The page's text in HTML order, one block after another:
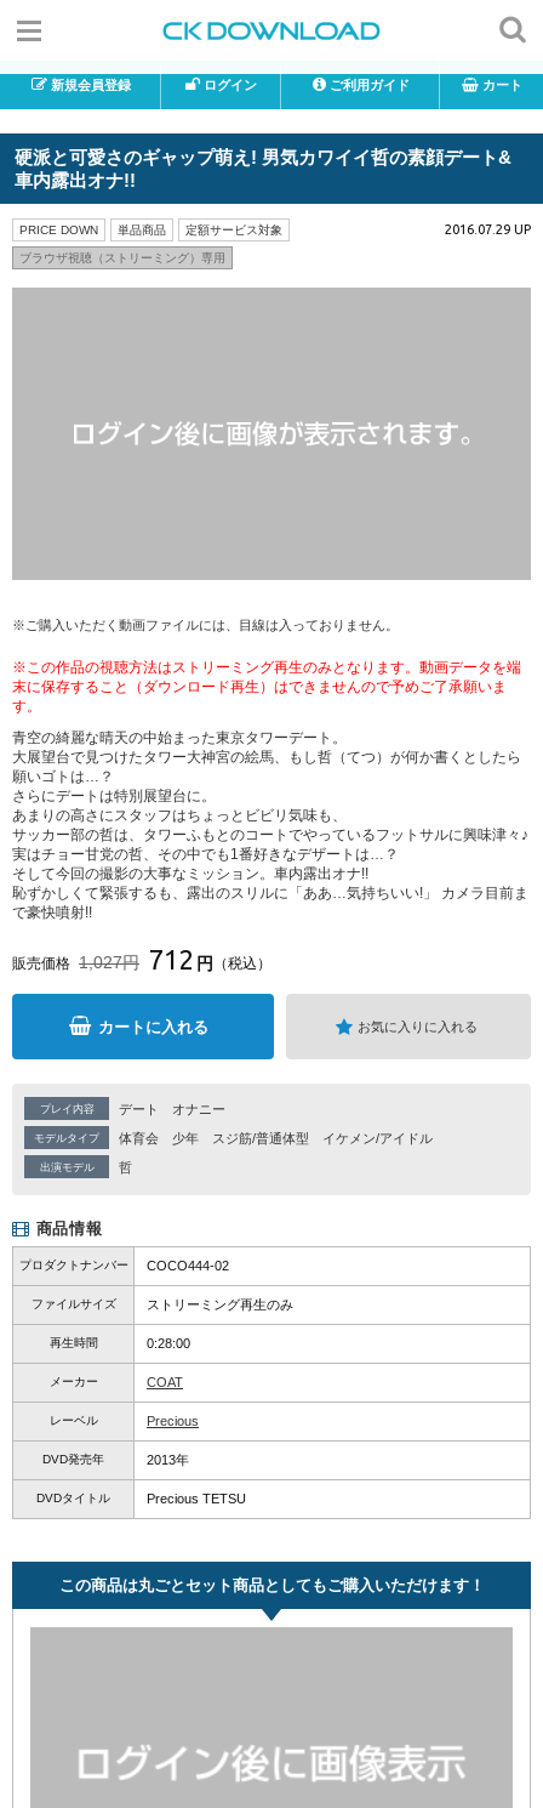
新規会員登録 ログイン ご利用ガイド カート
硬派と可愛さのギャップ萌え! 男気カワイイ哲の素顔デート&
車内露出オナ!!
PRICE DOWN 単品商品 定額サービス対象
ブラウザ視聴（ストリーミング）専用
2016.07.29 UP
※ご購入いただく動画ファイルには、目線は入っておりません。
※この作品の視聴方法はストリーミング再生のみとなります。動画データを端
末に保存すること（ダウンロード再生）はできませんので予めご了承願いま
す。
青空の綺麗な晴天の中始まった東京タワーデート。
大展望台で見つけたタワー大神宮の絵馬、もし哲（てつ）が何か書くとしたら
願いゴトは…？
さらにデートは特別展望台に。
あまりの高さにスタッフはちょっとビビリ気味も、
サッカー部の哲は、タワーふもとのコートでやっているフットサルに興味津々♪
実はチョー甘党の哲、その中でも1番好きなデザートは…？
そして今回の撮影の大事なミッション。車内露出オナ!!
恥ずかしくて緊張するも、露出のスリルに「ああ…気持ちいい!」 カメラ目前ま
で豪快噴射!!
販売価格 1,027円 712 円 （税込）
カートに入れる お気に入りに入れる
プレイ内容 デート オナニー
モデルタイプ 体育会 少年 スジ筋/普通体型 イケメン/アイドル
出演モデル 哲
商品情報
プロダクトナンバー COCO444-02
ファイルサイズ ストリーミング再生のみ
再生時間 0:28:00
メーカー COAT
レーベル Precious
DVD発売年 2013年
DVDタイトル Precious TETSU
この商品は丸ごとセット商品としてもご購入いただけます！